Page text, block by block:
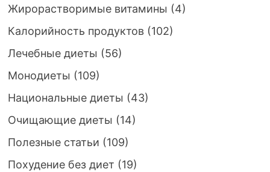
Жирорастворимые витамины (4)
Калорийность продуктов(102)
Лечебные диеты (56)
Монодиеты (109)
Национальные диеты (43)
Очищающие диеты (14)
Полезные статьи (109)
Похудение без диет (19)